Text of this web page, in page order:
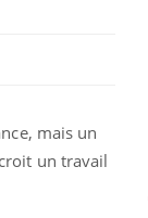
mais un
un travail